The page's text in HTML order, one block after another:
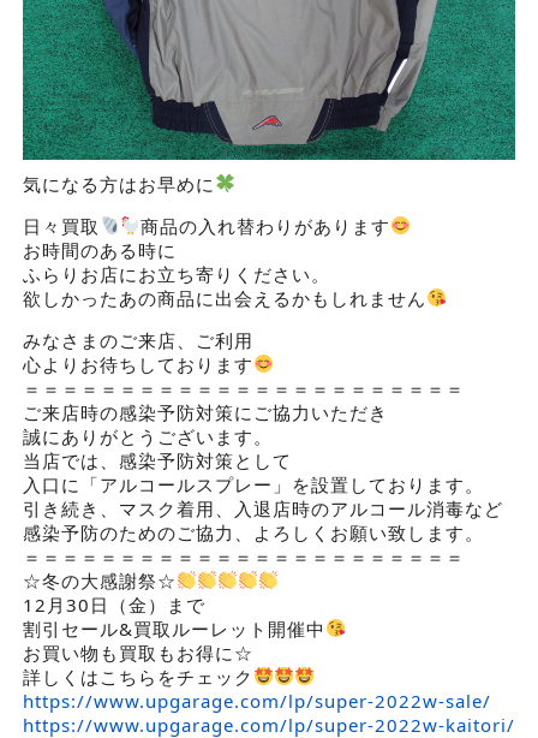
気になる方はお早めに
日々買取
商品の入れ替わりがあります
お時間のある時に
ふらりお店にお立ち寄りください。
欲しかったあの商品に出会えるかもしれません
みなさまのご来店、ご利用
心よりお待ちしております
＝＝＝＝＝＝＝＝＝＝＝＝＝＝＝＝＝＝＝＝＝＝＝
ご来店時の感染予防対策にご協力いただき
誠にありがとうございます。
当店では、感染予防対策として
入口に「アルコールスプレー」を設置しております。
引き続き、マスク着用、入退店時のアルコール消毒など
感染予防のためのご協力、よろしくお願い致します。
＝＝＝＝＝＝＝＝＝＝＝＝＝＝＝＝＝＝＝＝＝＝＝
☆冬の大感謝祭☆
12月30日（金）まで
割引セール&買取ルーレット開催中
お買い物も買取もお得に☆
詳しくはこちらをチェック
https://www.upgarage.com/lp/super-2022w-sale/
https://www.upgarage.com/lp/super-2022w-kaitori/